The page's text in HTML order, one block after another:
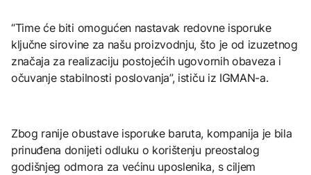
“Time će biti omogućen nastavak redovne isporuke
ključne sirovine za našu proizvodnju, što je od izuzetnog
značaja za realizaciju postojećih ugovornih obaveza i
očuvanje stabilnosti poslovanja”, ističu iz IGMAN-a.
Zbog ranije obustave isporuke baruta, kompanija je bila
prinuđena donijeti odluku o korištenju preostalog
godišnjeg odmora za većinu uposlenika, s ciljem